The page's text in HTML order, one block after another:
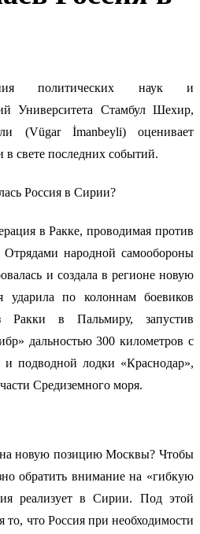
политических наук и
Университета Стамбул Шехир,
(Vügar İmanbeyli) оценивает
свете последних событий.
в Ракке, проводимая против
народной самообороны
и создала в регионе новую
по колоннам боевиков
в Пальмиру, запустив
дальностью 300 километров с
подводной лодки «Краснодар»,
Средиземного моря.
на новую позицию Москвы? Чтобы
обратить внимание на «гибкую
реализует в Сирии. Под этой
то, что Россия при необходимости